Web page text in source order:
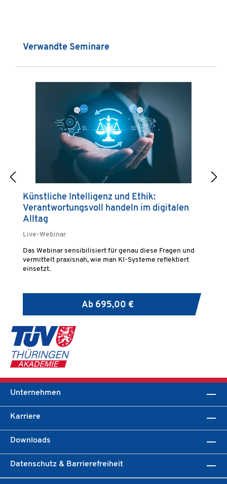
Produktgalerie überspringen
Verwandte Seminare
Künstliche Intelligenz und Ethik:
Verantwortungsvoll handeln im digitalen
Alltag
Live-Webinar
Das Webinar sensibilisiert für genau diese Fragen und
vermittelt praxisnah, wie man KI-Systeme reflektiert
einsetzt.
Ab 695,00 €
Unternehmen
Karriere
Downloads
Datenschutz & Barrierefreiheit